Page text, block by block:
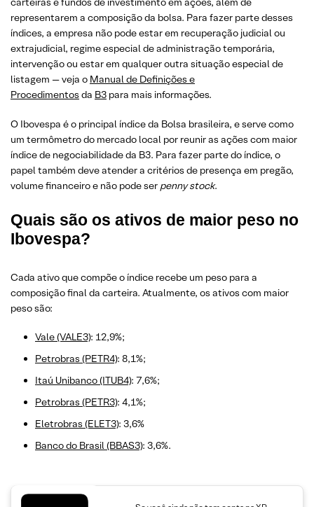
representarem a composição da bolsa. Para fazer parte desses
índices, a empresa não pode estar em recuperação judicial ou
extrajudicial, regime especial de administração temporária,
intervenção ou estar em qualquer outra situação especial de
listagem — veja o Manual de Definições e
Procedimentos da B3 para mais informações.
O Ibovespa é o principal índice da Bolsa brasileira, e serve como
um termômetro do mercado local por reunir as ações com maior
índice de negociabilidade da B3. Para fazer parte do índice, o
papel também deve atender a critérios de presença em pregão,
volume financeiro e não pode ser penny stock.
Quais são os ativos de maior peso no
Ibovespa?
Cada ativo que compõe o índice recebe um peso para a
composição final da carteira. Atualmente, os ativos com maior
peso são:
Vale (VALE3): 12,9%;
Petrobras (PETR4): 8,1%;
Itaú Unibanco (ITUB4): 7,6%;
Petrobras (PETR3): 4,1%;
Eletrobras (ELET3): 3,6%
Banco do Brasil (BBAS3): 3,6%.